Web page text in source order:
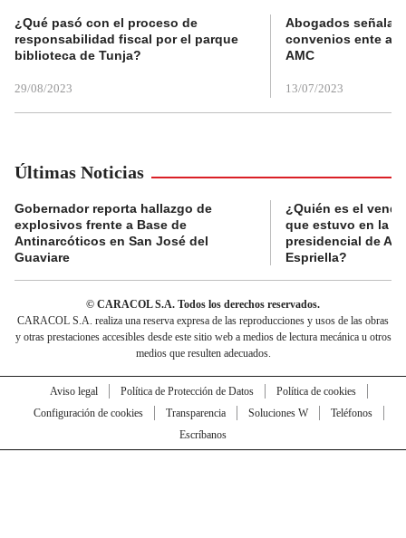
¿Qué pasó con el proceso de
responsabilidad fiscal por el parque
biblioteca de Tunja?
29/08/2023
Abogados
convenios ente
AMC
13/07/2023
Últimas Noticias
Gobernador reporta hallazgo de
explosivos frente a Base de
Antinarcóticos en San José del
Guaviare
¿Quién es el
que estuvo en la
presidencial de
Espriella?
© CARACOL S.A. Todos los derechos reservados.
CARACOL S.A. realiza una reserva expresa de las reproducciones y usos de las obras
y otras prestaciones accesibles desde este sitio web a medios de lectura mecánica u otros
medios que resulten adecuados.
Aviso legal Política de Protección de Datos
Política de cookies
Configuración de cookies
Transparencia Soluciones W
Teléfonos
Escríbanos